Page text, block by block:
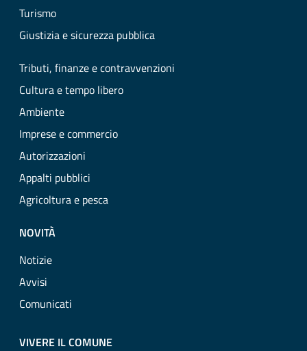
Turismo
Giustizia e sicurezza pubblica
Tributi, finanze e contravvenzioni
Cultura e tempo libero
Ambiente
Imprese e commercio
Autorizzazioni
Appalti pubblici
Agricoltura e pesca
NOVITÀ
Notizie
Avvisi
Comunicati
VIVERE IL COMUNE